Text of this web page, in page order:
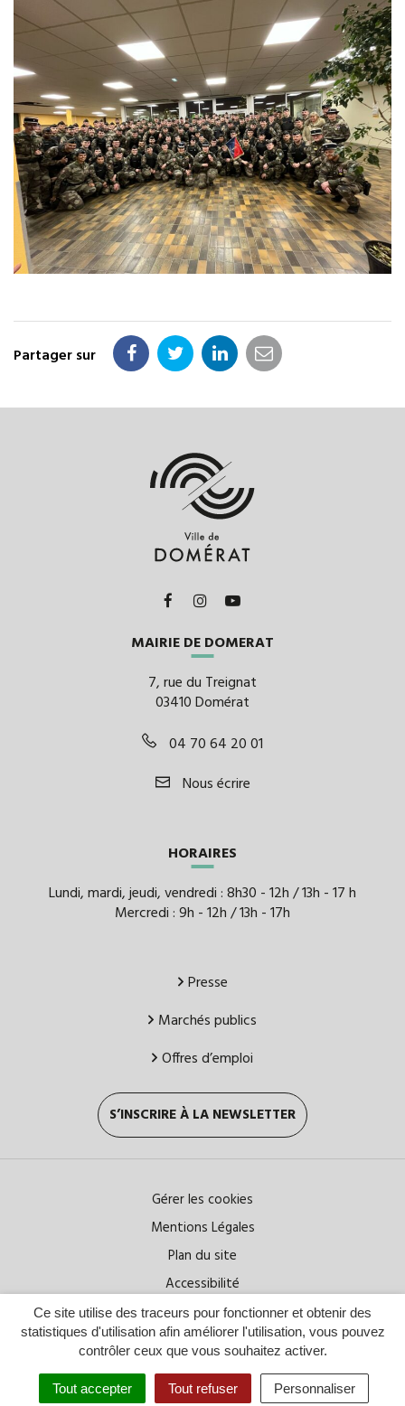
Ce site utilise des traceurs pour fonctionner et obtenir des
statistiques d'utilisation afin améliorer l'utilisation, vous pouvez
contrôler ceux que vous souhaitez activer.
Tout accepter Tout refuser Personnaliser
Partager sur
Partager
Facebook
Partager
Twitter
Partager
LinkedIn
Partager
email
Lien
le
Facebook
Lien
le
Instagram
la
Youtube
MAIRIE DE DOMERAT
7, rue du Treignat
03410 Domérat
04 70 64 20 01
Nous écrire
HORAIRES
Lundi, mardi, jeudi, vendredi : 8h30 - 12h / 13h - 17 h
Mercredi : 9h - 12h / 13h - 17h
Presse
Marchés publics
Offres d’emploi
S’INSCRIRE À LA NEWSLETTER
Gérer les cookies
Mentions Légales
Plan du site
Accessibilité